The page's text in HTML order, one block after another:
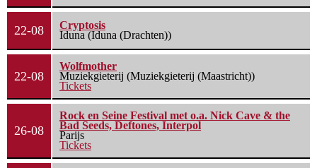
22-08
Cryptosis
Iduna (Iduna (Drachten))
22-08
Wolfmother
Muziekgieterij (Muziekgieterij (Maastricht))
Tickets
26-08
Rock en Seine Festival met o.a. Nick Cave & the
Bad Seeds, Deftones, Interpol
Parijs
Tickets